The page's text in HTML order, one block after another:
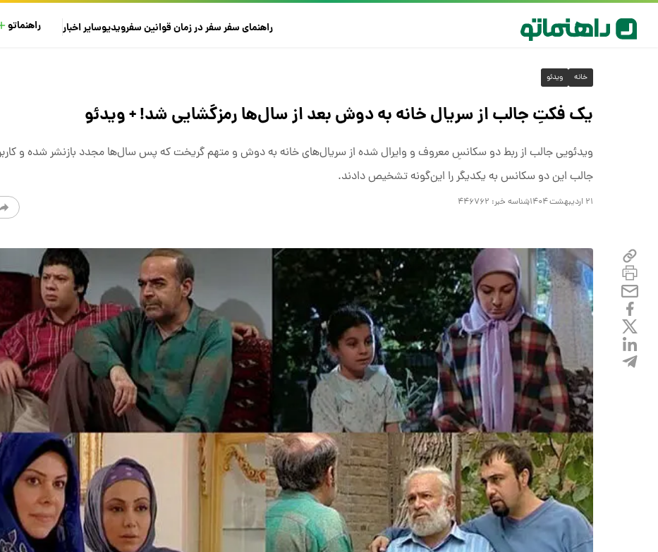
راهنمای سفرسفر در زمانقوانین سفرویدیوسایراخبار راهنماتو
خانه ویدئو
یک فکتِ جالب از سریال خانه به دوش بعد از سال‌ها رمزگشایی شد! + ویدئو
ویدئویی جالب از ربط دو سکانسِ معروف و وایرال شده از سریال‌های خانه به دوش و متهم گریخت که پس سال‌ها مجدد بازنشر شده و
جالب این دو سکانس به یکدیگر را این‌گونه تشخیص دادند.
۲۱ اردیبهشت ۱۴۰۴ شناسه خبر: ۴۴۶۷۶۲